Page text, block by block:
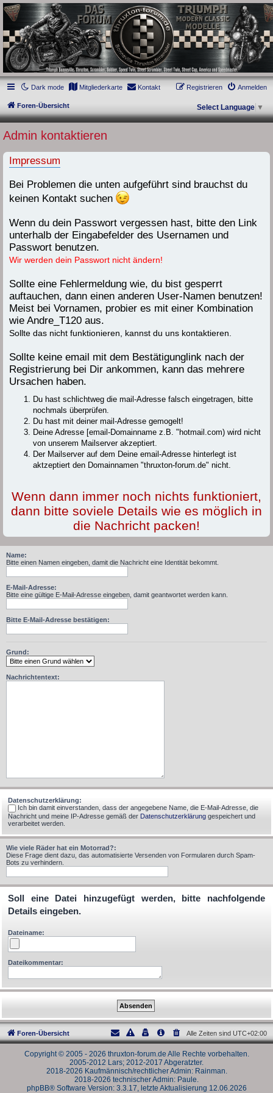
thruxton-forum.de
DAS FORUM! Alles rund um die Triumph Modern Classic Modelle. Das Forum für
die New Bonneville Baureihen ab BJ 2001. Triumph Bonneville, Thruxton,
Scrambler, Bobber, Speed Twin, Street Scrambler, Street Twin, Street Cup, America
und Speedmaster.
Dark mode
Mitgliederkarte Kontakt Anmelden
Registrieren
Foren-Übersicht Select Language ▼
Admin kontaktieren
Impressum
Bei Problemen die unten aufgeführt sind brauchst du
keinen Kontakt suchen
Wenn du dein Passwort vergessen hast, bitte den Link
unterhalb der Eingabefelder des Usernamen und
Passwort benutzen.
Wir werden dein Passwort nicht ändern!
Sollte eine Fehlermeldung wie, du bist gesperrt
auftauchen, dann einen anderen User-Namen benutzen!
Meist bei Vornamen, probier es mit einer Kombination
wie Andre_T120 aus.
Sollte das nicht funktionieren, kannst du uns kontaktieren.
Sollte keine email mit dem Bestätigunglink nach der
Registrierung bei Dir ankommen, kann das mehrere
Ursachen haben.
Du hast schlichtweg die mail-Adresse falsch eingetragen, bitte
nochmals überprüfen.
Du hast mit deiner mail-Adresse gemogelt!
Deine Adresse [email-Domainname z.B. "hotmail.com) wird nicht
von unserem Mailserver akzeptiert.
Der Mailserver auf dem Deine email-Adresse hinterlegt ist
aktzeptiert den Domainnamen "thruxton-forum.de" nicht.
Wenn dann immer noch nichts funktioniert,
dann bitte soviele Details wie es möglich in
die Nachricht packen!
Name:
Bitte einen Namen eingeben, damit die Nachricht eine Identität bekommt.
E-Mail-Adresse:
Bitte eine gültige E-Mail-Adresse eingeben, damit geantwortet werden kann.
Bitte E-Mail-Adresse bestätigen:
Grund:
Nachrichtentext:
Datenschutzerklärung:
Ich bin damit einverstanden, dass der angegebene Name, die E-Mail-Adresse, die
Nachricht und meine IP-Adresse gemäß der Datenschutzerklärung gespeichert und
verarbeitet werden.
Wie viele Räder hat ein Motorrad?:
Diese Frage dient dazu, das automatisierte Versenden von Formularen durch Spam-
Bots zu verhindern.
Soll eine Datei hinzugefügt werden, bitte nachfolgende
Details eingeben.
Dateiname:
Dateikommentar:
Foren-Übersicht Alle Zeiten sind UTC+02:00
Copyright © 2005 - 2026 thruxton-forum.de Alle Rechte vorbehalten.
2005-2012 Lars; 2012-2017 Abgeratzter.
2018-2026 Kaufmännisch/rechtlicher Admin: Rainman.
2018-2026 technischer Admin: Paule.
phpBB® Software Version: 3.3.17, letzte Aktualisierung 12.06.2026